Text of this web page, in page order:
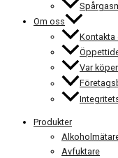
Om oss
Kontakta
Var
Produkter
Avfuktare